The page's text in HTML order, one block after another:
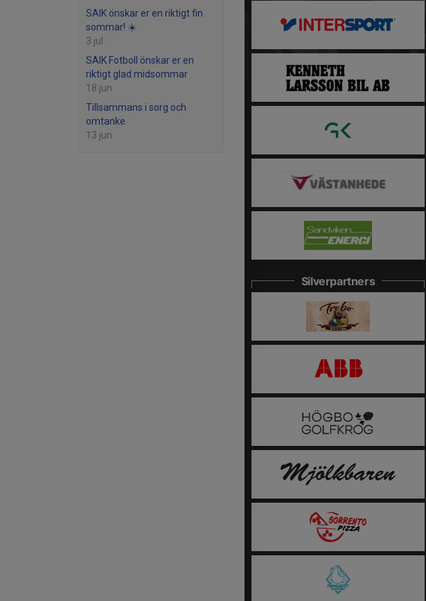
SAIK önskar er en riktigt fin
sommar! ☀️
3 jul
SAIK Fotboll önskar er en
riktigt glad midsommar
18 jun
Tillsammans i sorg och
omtanke
13 jun
Silverpartners